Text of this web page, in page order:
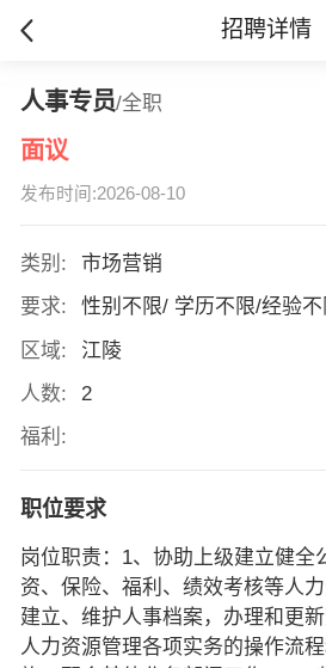
招聘详情
人事专员/全职
面议
发布时间:2026-08-10
类别:
市场营销
要求:
性别不限/ 学历不限/经验
区域:
江陵
人数:
2
福利:
职位要求
岗位职责：1、协助上级建立健全
资、保险、福利、绩效考核等人力
建立、维护人事档案，办理和更
人力资源管理各项实务的操作流